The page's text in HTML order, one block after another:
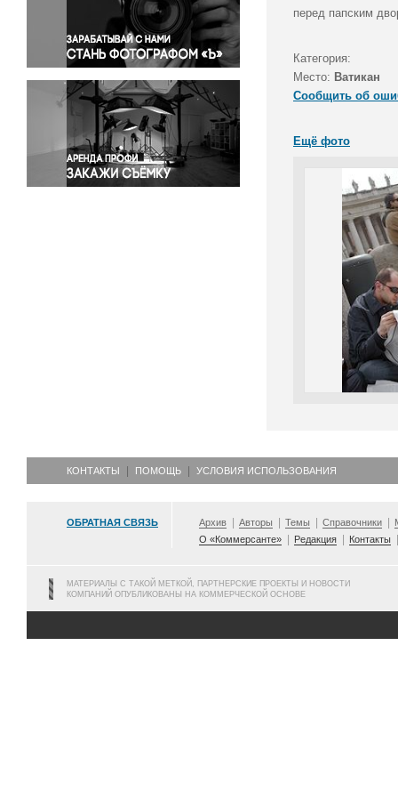
Правосудие
Происшествия и конфликты
Религия
Светская жизнь
Спорт
Экология
Экономика и бизнес
перед папским
Категория:
Место: Ватикан
Сообщить об
Ещё фото
КОНТАКТЫ ПОМОЩЬ УСЛОВИЯ ИСПОЛЬЗОВАНИЯ
ОБРАТНАЯ СВЯЗЬ Архив Авторы Темы Справочники
О «Коммерсанте»
Редакция Контакты
МАТЕРИАЛЫ С ТАКОЙ МЕТКОЙ, ПАРТНЕРСКИЕ ПРОЕКТЫ И НОВОСТИ
КОМПАНИЙ ОПУБЛИКОВАНЫ НА КОММЕРЧЕСКОЙ ОСНОВЕ